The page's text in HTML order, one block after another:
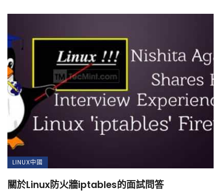
LINUX中國
關於Linux防火牆iptables的面試問答